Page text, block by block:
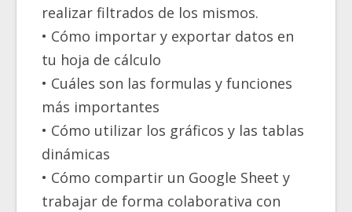
realizar filtrados de los mismos.
• Cómo importar y exportar datos en
tu hoja de cálculo
• Cuáles son las formulas y funciones
más importantes
• Cómo utilizar los gráficos y las tablas
dinámicas
• Cómo compartir un Google Sheet y
trabajar de forma colaborativa con